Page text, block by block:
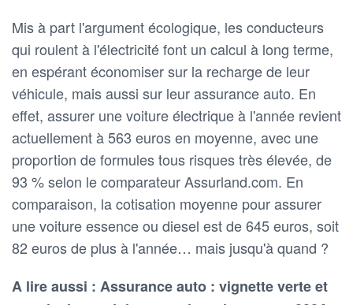
Mis à part l'argument écologique, les conducteurs
qui roulent à l'électricité font un calcul à long terme,
en espérant économiser sur la recharge de leur
véhicule, mais aussi sur leur assurance auto. En
effet, assurer une voiture électrique à l'année revient
actuellement à 563 euros en moyenne, avec une
proportion de formules tous risques très élevée, de
93 % selon le comparateur Assurland.com. En
comparaison, la cotisation moyenne pour assurer
une voiture essence ou diesel est de 645 euros, soit
82 euros de plus à l'année… mais jusqu'à quand ?
A lire aussi : Assurance auto : vignette verte et